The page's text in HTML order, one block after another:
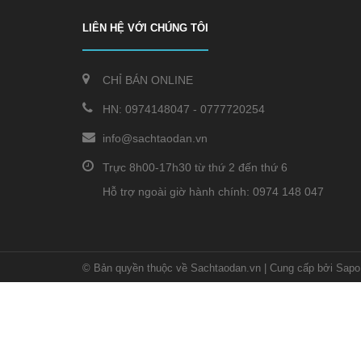
LIÊN HỆ VỚI CHÚNG TÔI
CHỈ BÁN ONLINE
HN: 0974148047 - 0777720254
info@sachtaodan.vn
Trực 8h00-17h30 từ thứ 2 đến thứ 6
Hỗ trợ ngoài giờ hành chính: 0974 148 047
© Bản quyền thuộc về Sachtaodan.vn Cung cấp bởi Sapo